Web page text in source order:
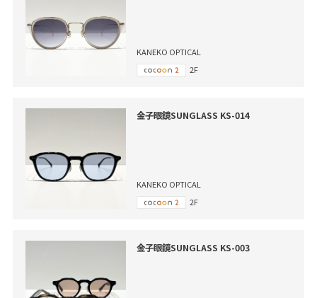
KANEKO OPTICAL
2F
金子眼鏡SUNGLASS KS-014
KANEKO OPTICAL
2F
金子眼鏡SUNGLASS KS-003